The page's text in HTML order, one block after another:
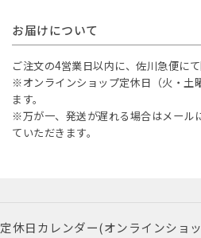
お届けについて
ご注文の4営業日以内に、佐川急便にて
※オンラインショップ定休日（火・土
ます。
※万が一、発送が遅れる場合はメール
ていただきます。
定休日カレンダー(オンラインショ